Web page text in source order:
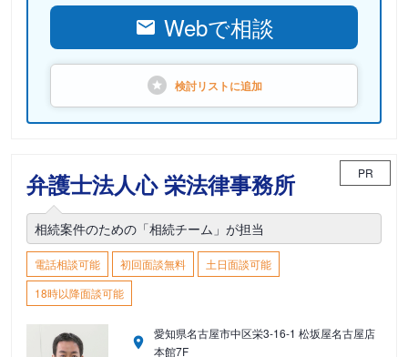
Webで相談
検討リストに追加
弁護士法人心 栄法律事務所 PR
相続案件のための「相続チーム」が担当
電話相談可能 初回面談無料
土日面談可能
18時以降面談可能
愛知県名古屋市中区栄3-16-1 松坂屋名古屋店
本館7F